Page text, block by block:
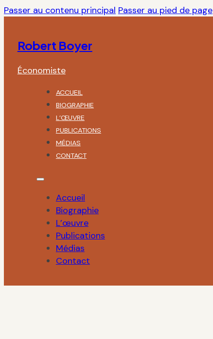
Passer au contenu principal Passer au pied de page
Robert Boyer
Économiste
ACCUEIL
BIOGRAPHIE
L’ŒUVRE
PUBLICATIONS
MÉDIAS
CONTACT
Accueil
Biographie
L’œuvre
Publications
Médias
Contact